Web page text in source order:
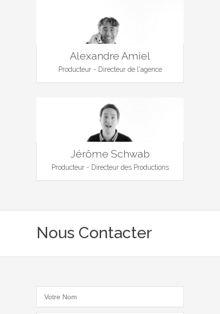
Alexandre Amiel
Producteur - Directeur de l'agence
Jérôme Schwab
Producteur - Directeur des Productions
Nous Contacter